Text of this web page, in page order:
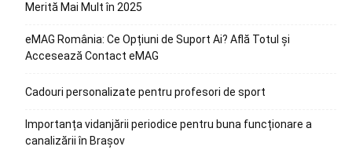
Merită Mai Mult în 2025
eMAG România: Ce Opțiuni de Suport Ai? Află Totul și
Accesează Contact eMAG
Cadouri personalizate pentru profesori de sport
Importanța vidanjării periodice pentru buna funcționare a
canalizării în Brașov